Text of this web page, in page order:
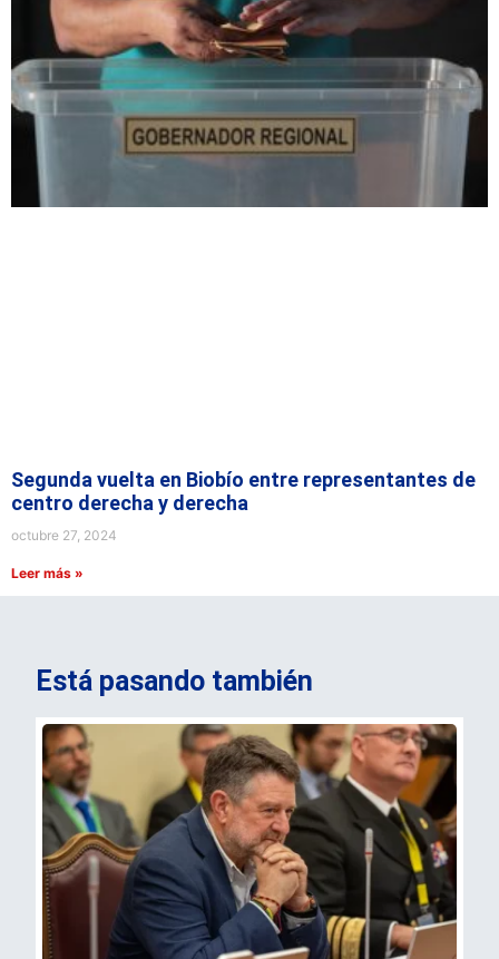
Segunda vuelta en Biobío entre representantes de
centro derecha y derecha
octubre 27, 2024
Leer más »
Está pasando también